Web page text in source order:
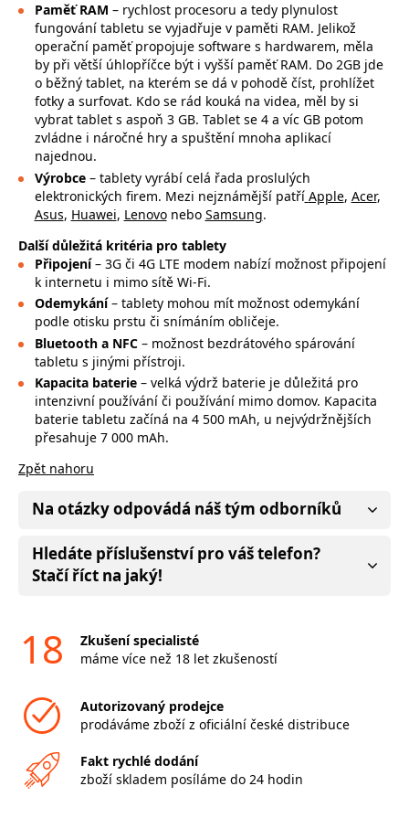
Paměť RAM – rychlost procesoru a tedy plynulost
fungování tabletu se vyjadřuje v paměti RAM. Jelikož
operační paměť propojuje software s hardwarem, měla
by při větší úhlopříčce být i vyšší paměť RAM. Do 2GB jde
o běžný tablet, na kterém se dá v pohodě číst, prohlížet
fotky a surfovat. Kdo se rád kouká na videa, měl by si
vybrat tablet s aspoň 3 GB. Tablet se 4 a víc GB potom
zvládne i náročné hry a spuštění mnoha aplikací
najednou.
Výrobce– tablety vyrábí celá řada proslulých
elektronických firem. Mezi nejznámější patří Apple, Acer,
Asus, Huawei, Lenovonebo Samsung.
Další důležitá kritéria pro tablety
Připojení– 3G či 4G LTE modem nabízí možnost připojení
k internetu i mimo sítě Wi-Fi.
Odemykání– tablety mohou mít možnost odemykání
podle otisku prstu či snímáním obličeje.
Bluetooth a NFC– možnost bezdrátového spárování
tabletu s jinými přístroji.
Kapacita baterie– velká výdrž baterie je důležitá pro
intenzivní používání či používání mimo domov. Kapacita
baterie tabletu začíná na 4 500 mAh, u nejvýdržnějších
přesahuje 7 000 mAh.
Zpět nahoru
Na otázky odpovádá náš tým odborníků
Hledáte příslušenství pro váš telefon?
Stačí říct na jaký!
18
Zkušení specialisté
máme více než 18 let zkušeností
Autorizovaný prodejce
prodáváme zboží z oficiální české distribuce
Fakt rychlé dodání
zboží skladem posíláme do 24 hodin